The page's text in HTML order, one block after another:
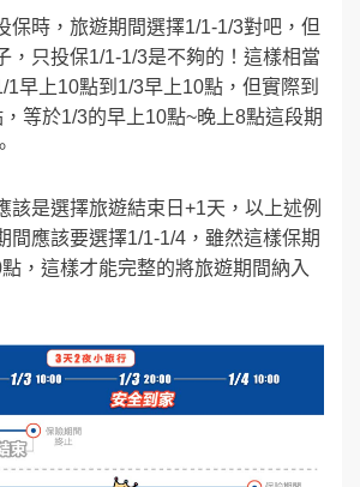
保時，旅遊期間選擇1/1-1/3對吧，但
，只投保1/1-1/3是不夠的！這樣相當
1早上10點到1/3早上10點，但實際到
等於1/3的早上10點~晚上8點這段期
該是選擇旅遊結束日+1天，以上述例
間應該要選擇1/1-1/4，雖然這樣保期
，這樣才能完整的將旅遊期間納入